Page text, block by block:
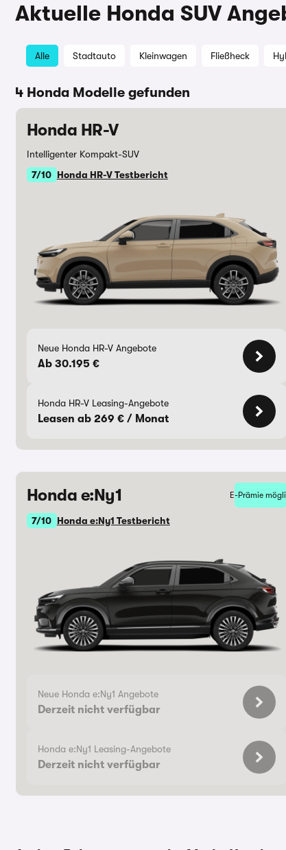
Aktuelle Honda SUV
Alle Stadtauto Kleinwagen Fließheck
4 Honda Modelle gefunden
Honda HR-V
Intelligenter Kompakt-SUV
7/10 Honda HR-V Testbericht
Neue Honda HR-V Angebote
Ab 30.195 €
Honda HR-V Leasing-Angebote
Leasen ab 269 € / Monat
Honda e:Ny1 E-Prämie
7/10 Honda e:Ny1 Testbericht
Neue Honda e:Ny1 Angebote
Derzeit nicht verfügbar
Honda e:Ny1 Leasing-Angebote
Derzeit nicht verfügbar